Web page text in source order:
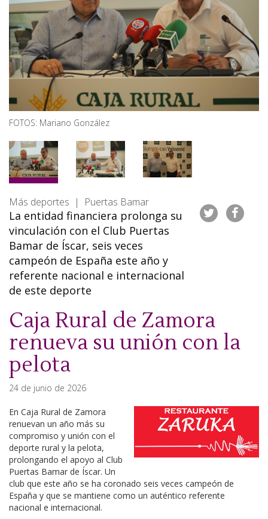
FOTOS: Mariano González
Más deportes | Puertas Bamar
La entidad financiera prolonga su
vinculación con el Club Puertas
Bamar de Íscar, seis veces
campeón de España este año y
referente nacional e internacional
de este deporte
Caja Rural de Zamora
renueva su unión con la
pelota
24 de junio de 2026
En Caja Rural de Zamora
renuevan un año más su
compromiso y unión con el
deporte rural y la pelota,
prolongando el apoyo al Club
Puertas Bamar de Íscar. Un
club que este año se ha coronado seis veces campeón de
España y que se mantiene como un auténtico referente
nacional e internacional.